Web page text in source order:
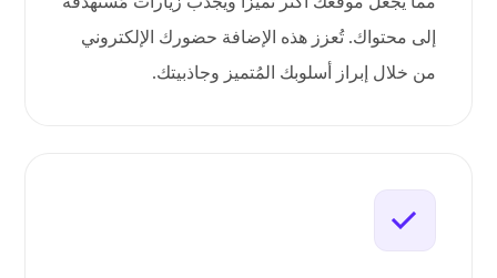
إلى محتواك. تُعزز هذه الإضافة حضورك الإلكتروني
من خلال إبراز أسلوبك المُتميز وجاذبيتك.